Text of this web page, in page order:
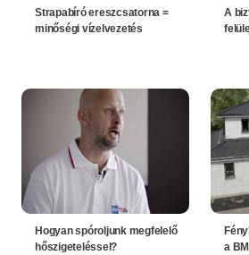
Strapabíró ereszcsatorna =
minőségi vízelvezetés
A
Hogyan spóroljunk megfelelő
hőszigeteléssel?
a